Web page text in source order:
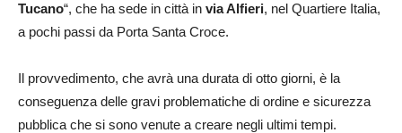
Tucano“, che ha sede in città in via Alfieri, nel Quartiere Italia,
a pochi passi da Porta Santa Croce.
Il provvedimento, che avrà una durata di otto giorni, è la
conseguenza delle gravi problematiche di ordine e sicurezza
pubblica che si sono venute a creare negli ultimi tempi.